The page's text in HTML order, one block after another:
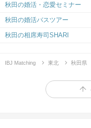
秋田の婚活・恋愛セミナー
秋田の婚活バスツアー
秋田の相席寿司SHARI
IBJ Matching 東北 秋田県